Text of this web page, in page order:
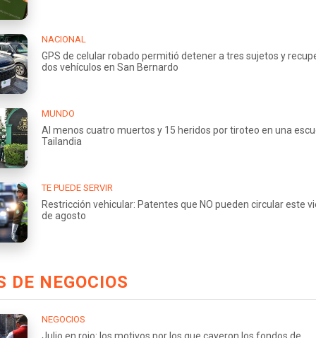
NACIONAL
GPS de celular robado permitió detener a tres sujetos y
dos vehículos en San Bernardo
MUNDO
Al menos cuatro muertos y 15 heridos por tiroteo en una
Tailandia
TE PUEDE SERVIR
Restricción vehicular: Patentes que NO pueden circular este
de agosto
DE NEGOCIOS
NEGOCIOS